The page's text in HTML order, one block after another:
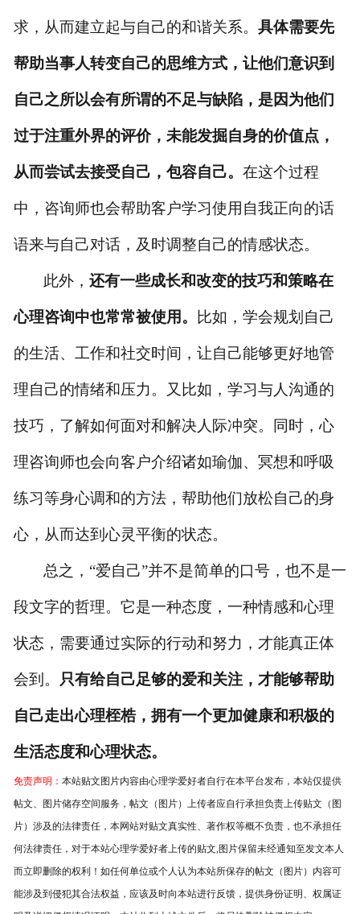
求，从而建立起与自己的和谐关系。 具体需要先
帮助当事人转变自己的思维方式，让他们意识到
自己之所以会有所谓的不足与缺陷，是因为他们
过于注重外界的评价，未能发掘自身的价值点，
从而尝试去接受自己，包容自己。 在这个过程
中， 咨询师也会帮助客户学习使用自我正向的话
语来与自己对话，及时调整自己的情感状态。
此外， 还有一些成长和改变的技巧和策略在
心理咨询中也常常被使用。 比如，学会规划自己
的生活、工作和社交时间，让自己能够更好地管
理自己的情绪和压力。又比如，学习与人沟通的
技巧，了解如何面对和解决人际冲突。同时，心
理咨询师也会向客户介绍诸如瑜伽、冥想和呼吸
练习等身心调和的方法，帮助他们放松自己的身
心，从而达到心灵平衡的状态。
总之， “爱自己”并不是简单的口号，也不是一
段文字的哲理。它是一种态度，一种情感和心理
状态，需要通过实际的行动和努力，才能真正体
会到。 只有给自己足够的爱和关注，才能够帮助
自己走出心理桎梏，拥有一个更加健康和积极的
生活态度和心理状态。
免责声明： 本站贴文图片内容由心理学爱好者自行在本平台发布，本站仅提供
帖文、图片储存空间服务，帖文（图片）上传者应自行承担负责上传贴文（图
片）涉及的法律责任，本网站对贴文真实性、著作权等概不负责，也不承担任
何法律责任，对于本站心理学爱好者上传的贴文,图片保留未经通知至发文本人
而立即删除的权利！如任何单位或个人认为本站所保存的帖文（图片）内容可
能涉及到侵犯其合法权益，应该及时向本站进行反馈，提供身份证明、权属证